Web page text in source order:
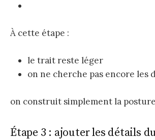
À cette étape :
le trait reste léger
on ne cherche pas encore les
on construit simplement la
Étape 3 : ajouter les détails